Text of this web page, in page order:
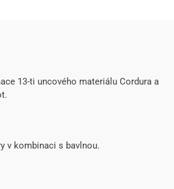
13-ti uncového materiálu Cordura a
v kombinaci s bavlnou.